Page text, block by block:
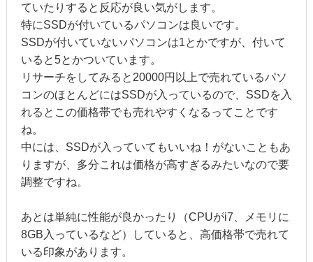
ていたりすると反応が良い気がします。
特にSSDが付いているパソコンは良いです。
SSDが付いていないパソコンは1とかですが、付いて
いると5とかついています。
リサーチをしてみると20000円以上で売れているパソ
コンのほとんどにはSSDが入っているので、SSDを入
れるとこの価格帯でも売れやすくなるってことです
ね。
中には、SSDが入っていてもいいね！がないこともあ
りますが、多分これは価格が高すぎるみたいなので要
調整ですね。
あとは単純に性能が良かったり（CPUがi7、メモリに
8GB入っているなど）していると、高価格帯で売れて
いる印象があります。